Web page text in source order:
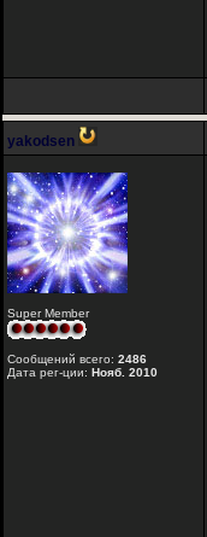
yakodsen
Super Member
Сообщений всего: 2486
Дата рег-ции: Нояб. 2010